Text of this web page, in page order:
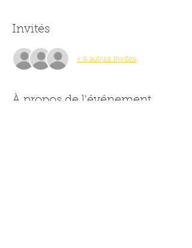
Invités
+ 6 autres invités
À propos de l'événement